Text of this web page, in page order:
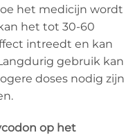
het medicijn wordt
het tot 30-60
intreedt en kan
gebruik kan
doses nodig zijn
op het